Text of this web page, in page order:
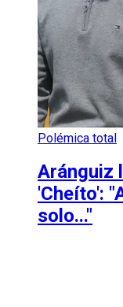
Polémica total
Aránguiz
'Cheíto':
solo..."